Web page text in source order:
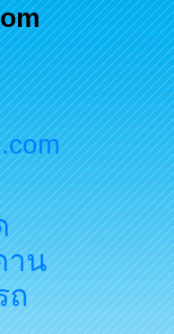
าน
ถ